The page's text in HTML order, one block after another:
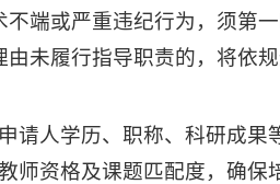
不端或严重违纪行为，须第
由未履行指导职责的，将依
请人学历、职称、科研成果
师资格及课题匹配度，确保